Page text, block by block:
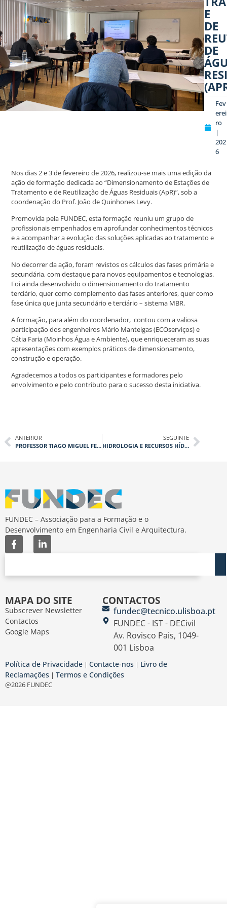
E
DE
DE
Fev
erei
ro
|
202
6
Nos dias 2 e 3 de fevereiro de 2026, realizou-se mais uma edição da
ação de formação dedicada ao “Dimensionamento de Estações de
Tratamento e de Reutilização de Águas Residuais (ApR)”, sob a
coordenação do Prof. João de Quinhones Levy.
Promovida pela FUNDEC, esta formação reuniu um grupo de
profissionais empenhados em aprofundar conhecimentos técnicos
e a acompanhar a evolução das soluções aplicadas ao tratamento e
reutilização de águas residuais.
No decorrer da ação, foram revistos os cálculos das fases primária e
secundária, com destaque para novos equipamentos e tecnologias.
Foi ainda desenvolvido o dimensionamento do tratamento
terciário, quer como complemento das fases anteriores, quer como
fase única que junta secundário e terciário – sistema MBR.
A formação, para além do coordenador, contou com a valiosa
participação dos engenheiros Mário Manteigas (ECOserviços) e
Cátia Faria (Moinhos Água e Ambiente), que enriqueceram as suas
apresentações com exemplos práticos de dimensionamento,
construção e operação.
Agradecemos a todos os participantes e formadores pelo
envolvimento e pelo contributo para o sucesso desta iniciativa.
ANTERIOR
PROFESSOR TIAGO MIGUEL FERREIRA EM DESTAQUE NA FUNDEC
SEGUINTE
HIDROLOGIA E RECURSOS HÍDRICOS: COMPREENDER, ANTECIPAR E MITIGAR OS IMPACTES DAS CHEIAS, SECAS E OUTROS FENÓMENOS EXTREMOS
FUNDEC – Associação para a Formação e o
Desenvolvimento em Engenharia Civil e Arquitectura.
MAPA DO SITE
Subscrever Newsletter
Contactos
Google Maps
CONTACTOS
fundec@tecnico.ulisboa.pt
FUNDEC - IST - DECivil
Av. Rovisco Pais, 1049-
001 Lisboa
Política de Privacidade | Contacte-nos | Livro de
Reclamações | Termos e Condições
@2026 FUNDEC